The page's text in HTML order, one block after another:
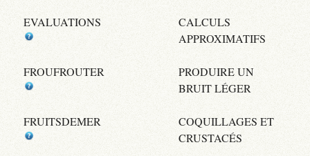
EVALUATIONS
CALCULS
APPROXIMATIFS
FROUFROUTER
PRODUIRE UN
BRUIT LÉGER
FRUITSDEMER
COQUILLAGES ET
CRUSTACÉS